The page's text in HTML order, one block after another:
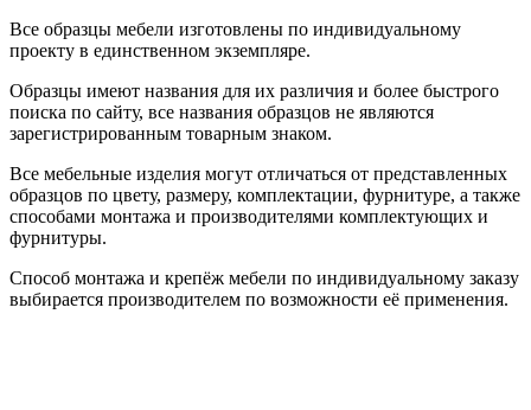
Все образцы мебели изготовлены по индивидуальному
проекту в единственном экземпляре.
Образцы имеют названия для их различия и более быстрого
поиска по сайту, все названия образцов не являются
зарегистрированным товарным знаком.
Все мебельные изделия могут отличаться от представленных
образцов по цвету, размеру, комплектации, фурнитуре, а также
способами монтажа и производителями комплектующих и
фурнитуры.
Способ монтажа и крепёж мебели по индивидуальному заказу
выбирается производителем по возможности её применения.